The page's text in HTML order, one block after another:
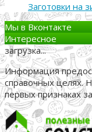
Заготовки на
Мы в Вконтакте
Интересное
загрузка...
Информация
справочных целях.
первых признаках